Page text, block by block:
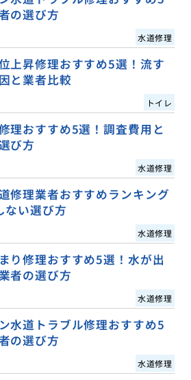
の選び方
水道修理
上昇修理おすすめ5選！流す
と業者比較
トイレ
理おすすめ5選！調査費用と
び方
水道修理
修理業者おすすめランキング
ない選び方
水道修理
り修理おすすめ5選！水が出
者の選び方
水道修理
水道トラブル修理おすすめ5
の選び方
水道修理